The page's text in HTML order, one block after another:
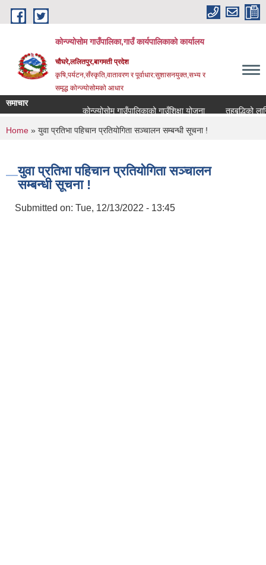
Skip to main content
कोन्ज्योसोम गाउँपालिका,गाउँ कार्यपालिकाको कार्यालय
चौघरे,ललितपुर,बागमती प्रदेश
कृषि,पर्यटन,सँस्कृति,वातावरण र पूर्वाधार:सुशासनयुक्त,सभ्य र
समृद्ध कोन्ज्योसोमको आधार
समाचार
कोन्ज्योसोम गाउँपालिकाको गाउँशिक्षा योजना
तहबृद्धिको
You are here
Home » युवा प्रतिभा पहिचान प्रतियोगिता सञ्चालन सम्बन्धी सूचना !
युवा प्रतिभा पहिचान प्रतियोगिता सञ्चालन
सम्बन्धी सूचना !
Submitted on: Tue, 12/13/2022 - 13:45